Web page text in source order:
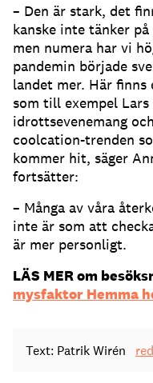
– Den är stark, det
kanske inte tänker
men numera har vi
pandemin började
landet mer. Här
som till exempel
idrottsevenemang
coolcation-trenden
kommer hit, säger
fortsätter:
– Många av våra
inte är som att
är mer personligt.
LÄS MER om
mysfaktor Hemma
Text: Patrik Wirén